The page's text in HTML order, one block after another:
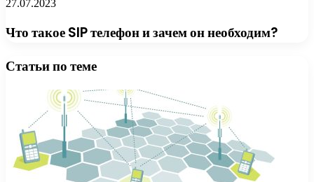
27.07.2023
Что такое SIP телефон и зачем он необходим?
Статьи по теме